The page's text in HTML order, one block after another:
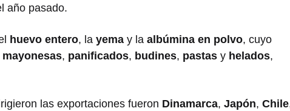
año pasado.
huevo entero, la yema y la albúmina en polvo, cuyo
mayonesas, panificados, budines, pastas y helados,
las exportaciones fueron Dinamarca, Japón, Chile